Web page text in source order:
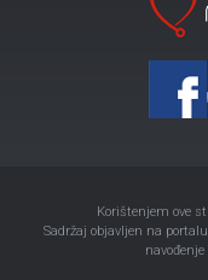
Korištenjem ove
Sadržaj objavljen na